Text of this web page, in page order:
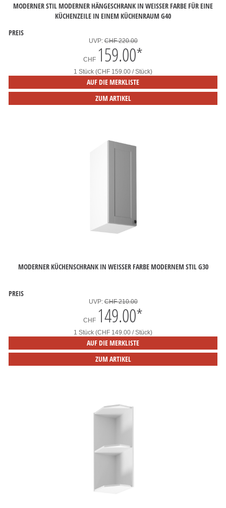
MODERNER STIL MODERNER HÄNGESCHRANK IN WEISSER FARBE FÜR EINE
KÜCHENZEILE IN EINEM KÜCHENRAUM G40
PREIS
UVP:CHF 220.00
CHF 159.00*
1 Stück (CHF 159.00 / Stück)
AUF DIE MERKLISTE
ZUM ARTIKEL
MODERNER KÜCHENSCHRANK IN WEISSER FARBE MODERNEM STIL G30
PREIS
UVP:CHF 210.00
CHF 149.00*
1 Stück (CHF 149.00 / Stück)
AUF DIE MERKLISTE
ZUM ARTIKEL